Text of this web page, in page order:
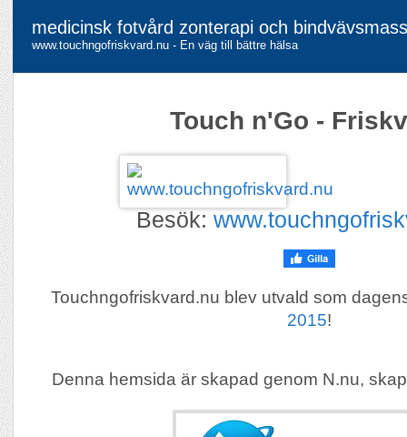
medicinsk fotvård zonterapi och
www.touchngofriskvard.nu - En väg till bättre hälsa
Touch n'Go -
Besök:
Touchngofriskvard.nu blev utvald som
2015!
Denna hemsida är skapad genom N.nu,